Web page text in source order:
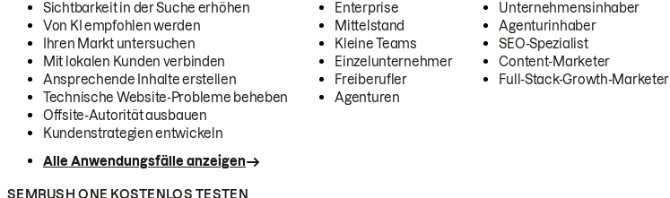
Sichtbarkeit in der Suche erhöhen
Von KI empfohlen werden
Ihren Markt untersuchen
Mit lokalen Kunden verbinden
Ansprechende Inhalte erstellen
Technische Website-Probleme beheben
Offsite-Autorität ausbauen
Kundenstrategien entwickeln
Alle Anwendungsfälle anzeigen
Enterprise
Mittelstand
Kleine Teams
Einzelunternehmer
Freiberufler
Agenturen
Unternehmensinhaber
Agenturinhaber
SEO-Spezialist
Content-Marketer
Full-Stack-Growth-Marketer
SEMRUSH ONE KOSTENLOS TESTEN